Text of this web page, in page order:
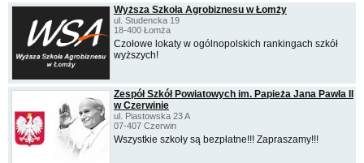
Wyższa Szkoła Agrobiznesu w Łomży
ul. Studencka 19
18-400 Łomża
Czołowe lokaty w ogólnopolskich rankingach szkół
wyższych!
Zespół Szkół Powiatowych im. Papieża Jana Pawła II
w Czerwinie
ul. Piastowska 23 A
07-407 Czerwin
Wszystkie szkoły są bezpłatne!!! Zapraszamy!!!